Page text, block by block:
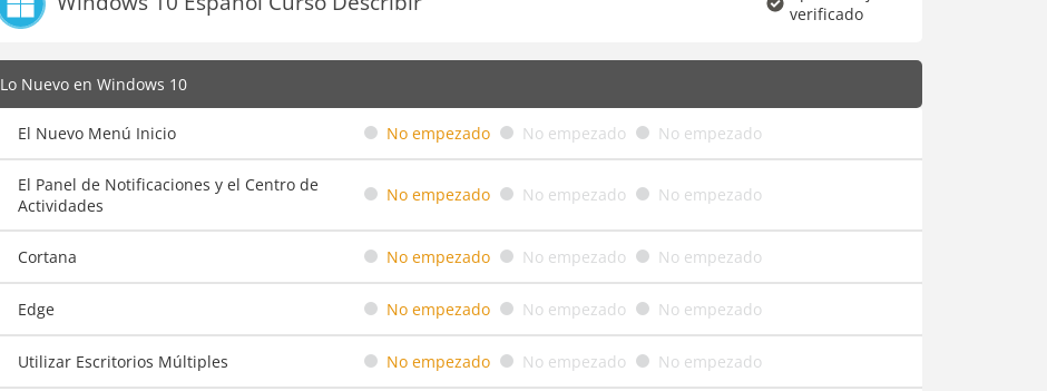
verificado
Lo Nuevo en Windows 10
El Nuevo Menú Inicio No empezado No empezado No empezado
El Panel de Notificaciones y el Centro de
Actividades
No empezado No empezado No empezado
Cortana No empezado No empezado No empezado
Edge No empezado No empezado No empezado
Utilizar Escritorios Múltiples No empezado No empezado No empezado